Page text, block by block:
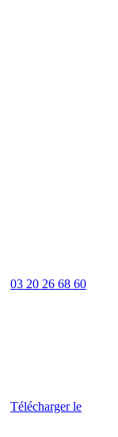
03 20 26 68 60
Télécharger le